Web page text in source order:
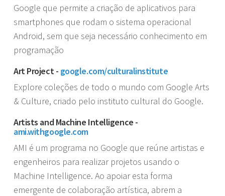
Google que permite a criação de aplicativos para
smartphones que rodam o sistema operacional
Android, sem que seja necessário conhecimento em
programação
Art Project - google.com/culturalinstitute
Explore coleções de todo o mundo com Google Arts
& Culture, criado pelo instituto cultural do Google.
Artists and Machine Intelligence -
ami.withgoogle.com
AMI é um programa no Google que reúne artistas e
engenheiros para realizar projetos usando o
Machine Intelligence. Ao apoiar esta forma
emergente de colaboração artística, abrem a